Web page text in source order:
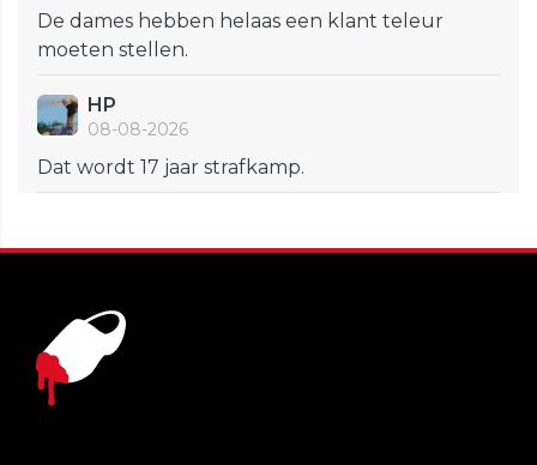
De dames hebben helaas een klant teleur
moeten stellen.
HP
08-08-2026
Dat wordt 17 jaar strafkamp.